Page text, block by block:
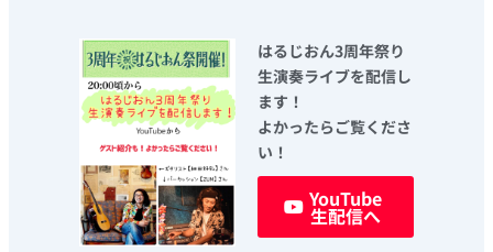
はるじおん3周年祭り
生演奏ライブを配信し
ます！
よかったらご覧くださ
い！
YouTube
生配信へ